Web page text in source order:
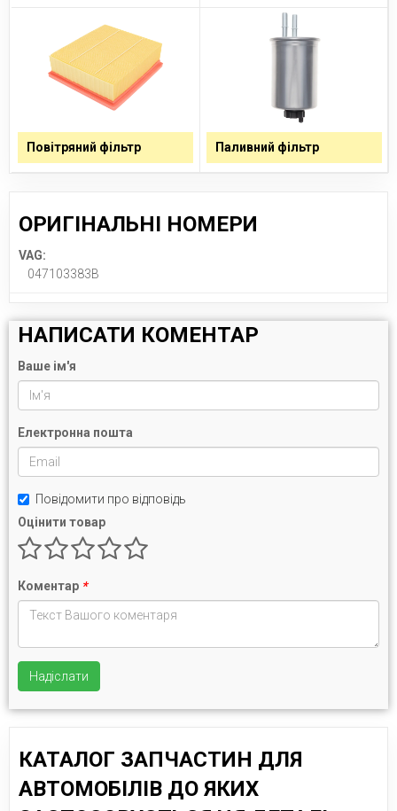
Повітряний фільтр Паливний фільтр
ОРИГІНАЛЬНІ НОМЕРИ
VAG:
047103383B
НАПИСАТИ КОМЕНТАР
Ваше ім'я
Електронна пошта
Повідомити про відповідь
Оцінити товар
Коментар *
Надіслати
КАТАЛОГ ЗАПЧАСТИН ДЛЯ
АВТОМОБІЛІВ ДО ЯКИХ